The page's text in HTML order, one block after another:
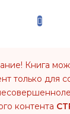
Книга
только для
контента